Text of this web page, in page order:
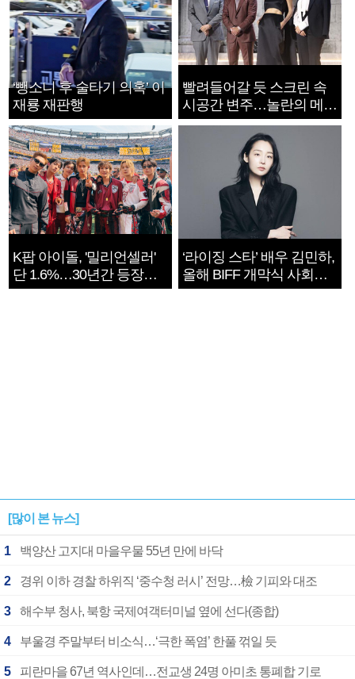
‘뺑소니 후 술타기 의혹’ 이
재룡 재판행
빨려들어갈 듯 스크린 속
시공간 변주…놀란의 메시
지는 ‘전쟁 속죄’
K팝 아이돌, '밀리언셀러'
단 1.6%…30년간 등장
1182개팀 전수조사
‘라이징 스타’ 배우 김민하,
올해 BIFF 개막식 사회자
확정
[많이 본 뉴스]
1 백양산 고지대 마을우물 55년 만에 바닥
2 경위 이하 경찰 하위직 ‘중수청 러시’ 전망…檢 기피와 대조
3 해수부 청사, 북항 국제여객터미널 옆에 선다(종합)
4 부울경 주말부터 비소식…‘극한 폭염’ 한풀 꺾일 듯
5 피란마을 67년 역사인데…전교생 24명 아미초 통폐합 기로